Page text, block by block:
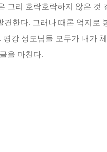
그리 호락호락하지 않은 것
견한다. 그러나 때론 억지로
강 성도님들 모두가 내가
을 마친다.